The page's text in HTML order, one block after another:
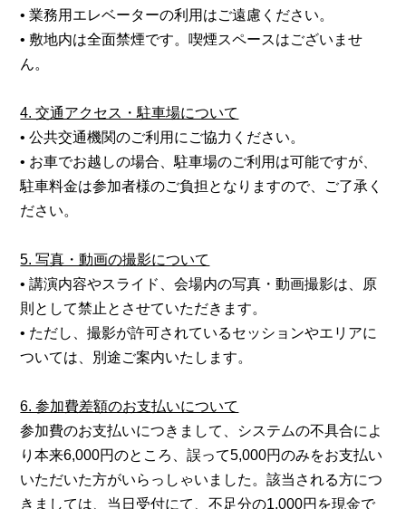
• 業務用エレベーターの利用はご遠慮ください。
• 敷地内は全面禁煙です。喫煙スペースはございませ
ん。
4. 交通アクセス・駐車場について
• 公共交通機関のご利用にご協力ください。
• お車でお越しの場合、駐車場のご利用は可能ですが、
駐車料金は参加者様のご負担となりますので、ご了承く
ださい。
5. 写真・動画の撮影について
• 講演内容やスライド、会場内の写真・動画撮影は、原
則として禁止とさせていただきます。
• ただし、撮影が許可されているセッションやエリアに
ついては、別途ご案内いたします。
6. 参加費差額のお支払いについて
参加費のお支払いにつきまして、システムの不具合によ
り本来6,000円のところ、誤って5,000円のみをお支払い
いただいた方がいらっしゃいました。該当される方につ
きましては、当日受付にて、不足分の1,000円を現金で